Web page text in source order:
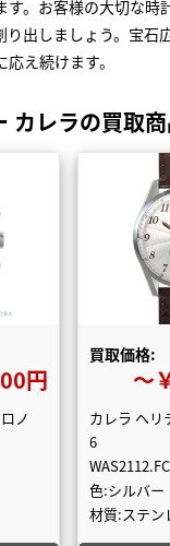
す。お客様の大切な時
り出しましょう。宝石
え続けます。
カレラの買取
円
ノ
買取価格:
〜
カレラ ヘリ
6
色:シルバー
材質:ステン